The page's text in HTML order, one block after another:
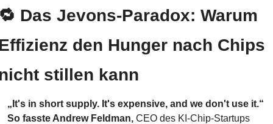
Das Jevons-Paradox: Warum
den Hunger nach Chips
stillen kann
„It's in short supply. It's expensive, and we don't use it.“
So fasste Andrew Feldman, CEO des KI-Chip-Startups